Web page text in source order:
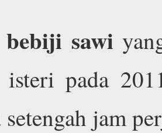
sawi
isteri pada
jam